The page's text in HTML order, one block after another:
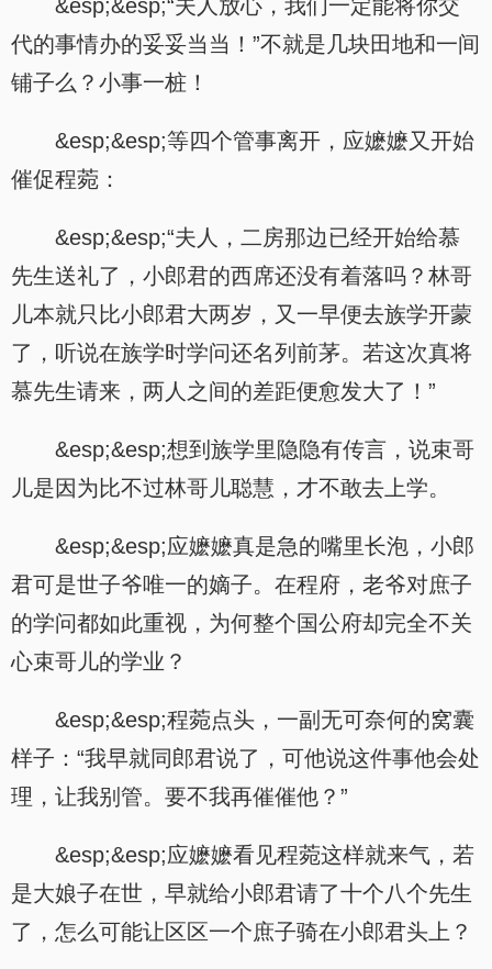
&esp;&esp;“夫人放心，我们一定能将你交
代的事情办的妥妥当当！”不就是几块田地和一间
铺子么？小事一桩！
&esp;&esp;等四个管事离开，应嬷嬷又开始
催促程菀：
&esp;&esp;“夫人，二房那边已经开始给慕
先生送礼了，小郎君的西席还没有着落吗？林哥
儿本就只比小郎君大两岁，又一早便去族学开蒙
了，听说在族学时学问还名列前茅。若这次真将
慕先生请来，两人之间的差距便愈发大了！”
&esp;&esp;想到族学里隐隐有传言，说束哥
儿是因为比不过林哥儿聪慧，才不敢去上学。
&esp;&esp;应嬷嬷真是急的嘴里长泡，小郎
君可是世子爷唯一的嫡子。在程府，老爷对庶子
的学问都如此重视，为何整个国公府却完全不关
心束哥儿的学业？
&esp;&esp;程菀点头，一副无可奈何的窝囊
样子：“我早就同郎君说了，可他说这件事他会处
理，让我别管。要不我再催催他？”
&esp;&esp;应嬷嬷看见程菀这样就来气，若
是大娘子在世，早就给小郎君请了十个八个先生
了，怎么可能让区区一个庶子骑在小郎君头上？